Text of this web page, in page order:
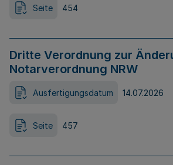
Seite 454
Dritte Verordnung zur
Notarverordnung NRW
Ausfertigungsdatum 14.07.2026
Seite 457